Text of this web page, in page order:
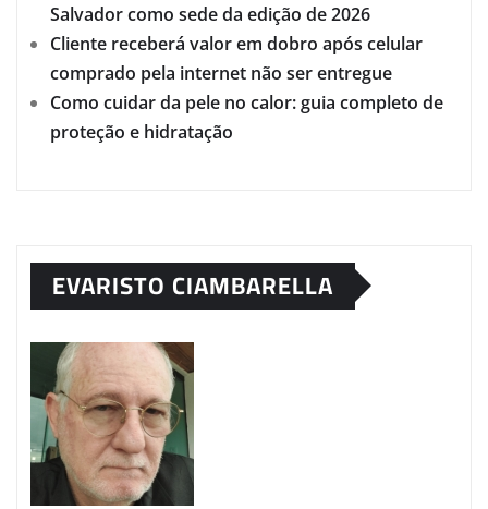
Salvador como sede da edição de 2026
Cliente receberá valor em dobro após celular
comprado pela internet não ser entregue
Como cuidar da pele no calor: guia completo de
proteção e hidratação
EVARISTO CIAMBARELLA